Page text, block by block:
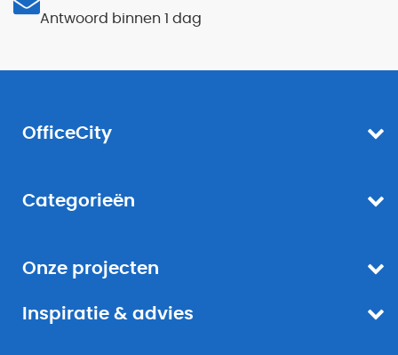
Antwoord binnen 1 dag
OfficeCity
Categorieën
Onze projecten
Inspiratie & advies